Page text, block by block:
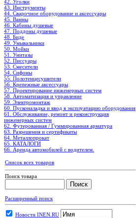
42. Уголки
43. Инструменты
44. Сварочное оборудование и аксессуары
45. Ванны
46. Кабины душевые
47. Поддоны душевые
48. Биде
49. Умывальники
50. Мойки
51. Унитазы
52. Писсуары
53. Смесители
54. Сифоны
55. Полотенцесушители
56. Крепежные аксессуары
57. Проектирование инженерных систем
58. Автоматизация и управление
59. Электромонтаж
60. Пусконаладка и ввод в эксплуатацию оборудования
61. Обслуживание, ремонт и реконструкция
инженерных систем
62. Футерованная / Гуммированная арматура
63. Разрешения и сертификаты
64. Металлопрокат
65. КАТАЛОГИ
66. Аренда автомобилей с водителем.
Список всех товаров
Поиск товара
Расширенный поиск
Новости INEN.RU